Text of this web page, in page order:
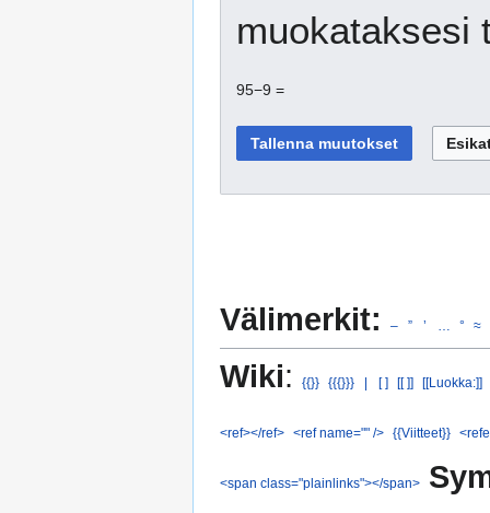
muokataksesi
95−9 =
Välimerkit: – ” ’ ° ≈
Wiki: {{}} {{{}}} | [ ] [[ ]] [[Luokka:]]
<ref></ref> <ref name="" /> {{Viitteet}}
<span class="plainlinks"></span>